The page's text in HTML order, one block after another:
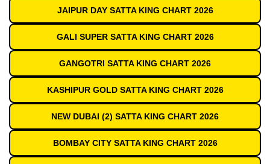
JAIPUR DAY SATTA KING CHART 2026
GALI SUPER SATTA KING CHART 2026
GANGOTRI SATTA KING CHART 2026
KASHIPUR GOLD SATTA KING CHART 2026
NEW DUBAI (2) SATTA KING CHART 2026
BOMBAY CITY SATTA KING CHART 2026